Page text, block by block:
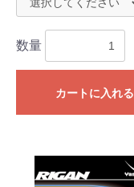
数量
カートに入れる